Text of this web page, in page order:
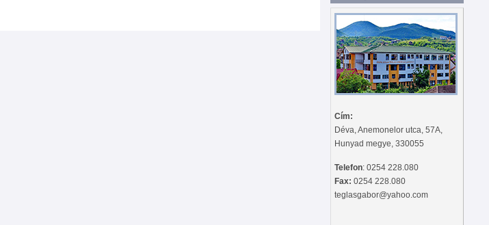
Cím:
Déva, Anemonelor utca, 57A,
Hunyad megye, 330055
Telefon: 0254 228.080
Fax: 0254 228.080
teglasgabor@yahoo.com